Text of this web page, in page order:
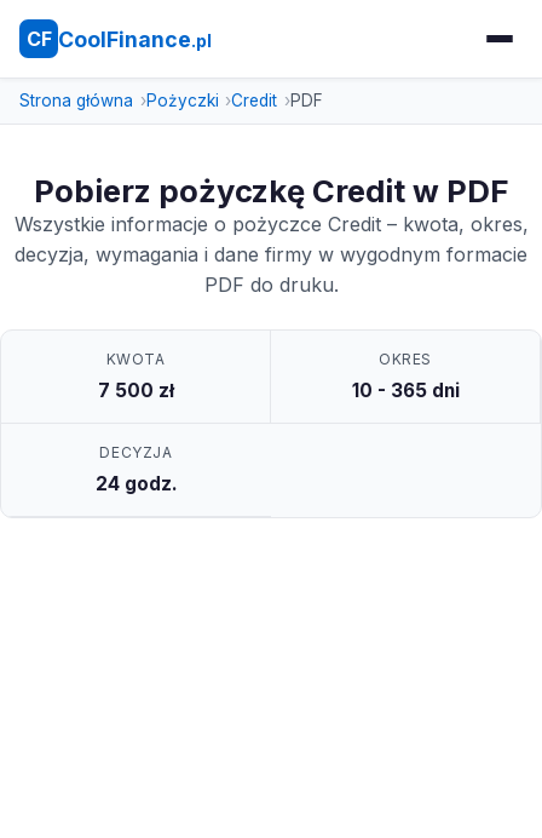
CF CoolFinance.pl
Strona główna Pożyczki Credit PDF
Pobierz pożyczkę Credit w PDF
Wszystkie informacje o pożyczce Credit – kwota, okres,
decyzja, wymagania i dane firmy w wygodnym formacie
PDF do druku.
KWOTA
7 500 zł
OKRES
10 - 365 dni
DECYZJA
24 godz.